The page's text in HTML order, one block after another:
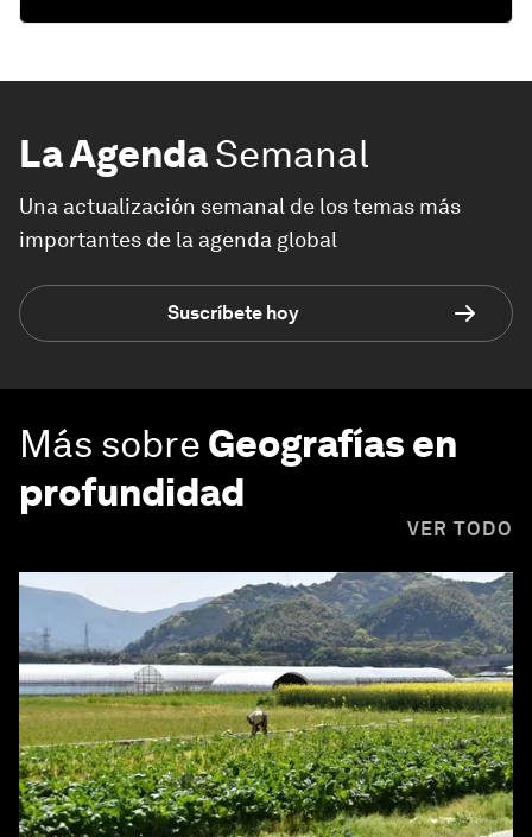
La AgendaSemanal
Una actualización semanal de los temas más
importantes de la agenda global
Suscríbete hoy
Más sobre Geografías en
profundidad
VER TODO